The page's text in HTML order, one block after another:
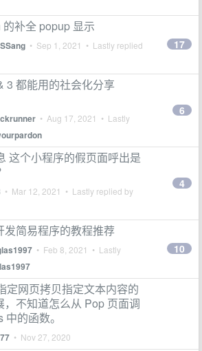
补全 popup 显示
SSang • Sep 1, 2021 • Lastly replied
17
3 都能用的社会化分享
• Aug 17, 2021 • Lastly
6
这个小程序的假页面呼出是
• Mar 12, 2021 • Lastly replied by
4
发简易程序的教程推荐
• Feb 8, 2021 • Lastly
10
定网页拷贝指定文本内容的
，不知道怎么从 Pop 页面调
的函数。
• Nov 27, 2020